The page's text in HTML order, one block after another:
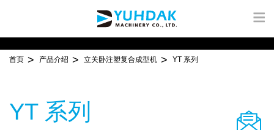
首页 产品介绍 立关卧注塑复合成型机 YT 系列
YT 系列